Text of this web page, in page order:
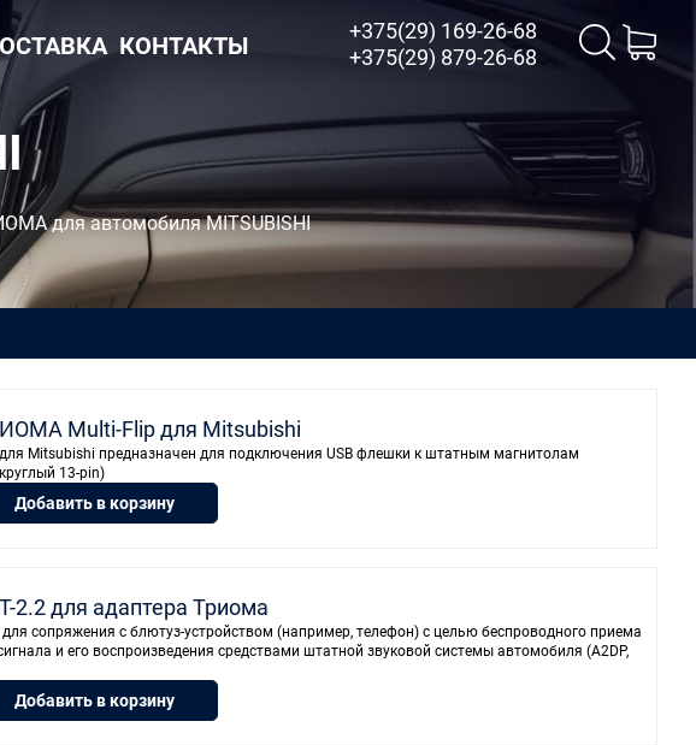
КОНТАКТЫ
+375(29) 169-26-68
+375(29) 879-26-68
для автомобиляMITSUBISHI
Multi-Flip для Mitsubishi
Mitsubishi предназначен для подключения USB флешки к штатным магнитолам
13-pin)
Добавить в корзину
2.2 для адаптера Триома
сопряжения с блютуз-устройством (например, телефон) с целью беспроводного приема
и его воспроизведения средствами штатной звуковой системы автомобиля (A2DP,
Добавить в корзину